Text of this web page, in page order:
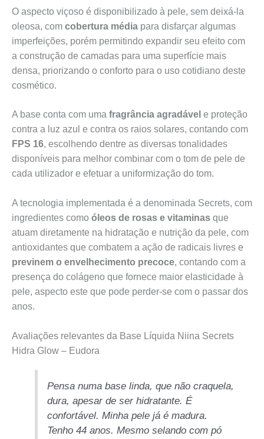
O aspecto viçoso é disponibilizado à pele, sem deixá-la
oleosa, com cobertura média para disfarçar algumas
imperfeições, porém permitindo expandir seu efeito com
a construção de camadas para uma superfície mais
densa, priorizando o conforto para o uso cotidiano deste
cosmético.
A base conta com uma fragrância agradável e proteção
contra a luz azul e contra os raios solares, contando com
FPS 16, escolhendo dentre as diversas tonalidades
disponíveis para melhor combinar com o tom de pele de
cada utilizador e efetuar a uniformização do tom.
A tecnologia implementada é a denominada Secrets, com
ingredientes como óleos de rosas e vitaminas que
atuam diretamente na hidratação e nutrição da pele, com
antioxidantes que combatem a ação de radicais livres e
previnem o envelhecimento precoce, contando com a
presença do colágeno que fornece maior elasticidade à
pele, aspecto este que pode perder-se com o passar dos
anos.
Avaliações relevantes da Base Líquida Niina Secrets
Hidra Glow – Eudora
Pensa numa base linda, que não craquela,
dura, apesar de ser hidratante. É
confortável. Minha pele já é madura.
Tenho 44 anos. Mesmo selando com pó